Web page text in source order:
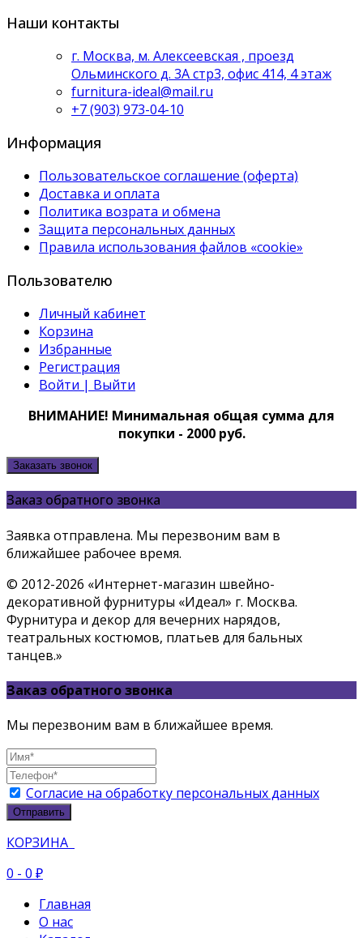
Наши контакты
г. Москва, м. Алексеевская , проезд
Ольминского д. 3А стр3, офис 414, 4 этаж
furnitura-ideal@mail.ru
+7 (903) 973-04-10
Информация
Пользовательское соглашение (оферта)
Доставка и оплата
Политика возрата и обмена
Защита персональных данных
Правила использования файлов «cookie»
Пользователю
Личный кабинет
Корзина
Избранные
Регистрация
Войти | Выйти
ВНИМАНИЕ! Минимальная общая сумма для
покупки - 2000 руб.
Заказать звонок
Заказ обратного звонка
Заявка отправлена. Мы перезвоним вам в
ближайшее рабочее время.
© 2012-2026 «Интернет-магазин швейно-
декоративной фурнитуры «Идеал» г. Москва.
Фурнитура и декор для вечерних нарядов,
театральных костюмов, платьев для бальных
танцев.»
Заказ обратного звонка
Мы перезвоним вам в ближайшее время.
Согласие на обработку персональных данных
Отправить
КОРЗИНА
0 - 0 ₽
Главная
О нас